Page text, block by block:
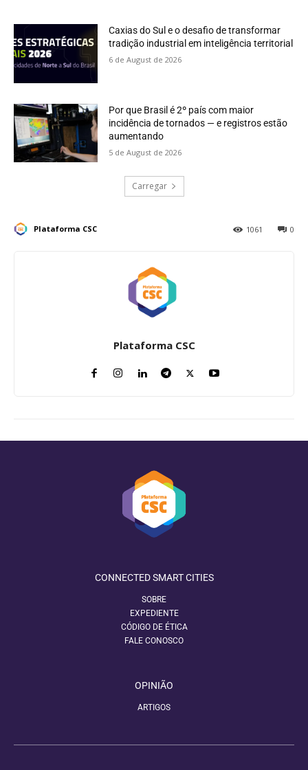
Caxias do Sul e o desafio de transformar
tradição industrial em inteligência territorial
6 de August de 2026
Por que Brasil é 2º país com maior
incidência de tornados — e registros estão
aumentando
5 de August de 2026
Carregar
Plataforma CSC 0
1061
Plataforma CSC
CONNECTED SMART CITIES
SOBRE
EXPEDIENTE
CÓDIGO DE ÉTICA
FALE CONOSCO
OPINIÃO
ARTIGOS